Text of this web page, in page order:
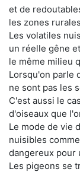
et de
les zones
Les volatiles
un réelle gêne
le même milieu
Lorsqu'on parle
ne sont pas les
C'est aussi le
d'oiseaux que
Le mode de vie
nuisibles
dangereux pour
Les pigeons se